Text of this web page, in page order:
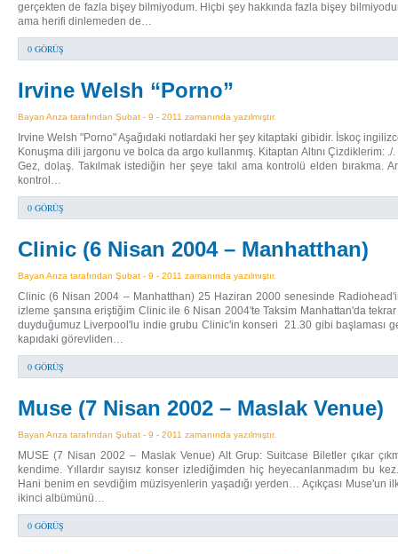
gerçekten de fazla bişey bilmiyodum. Hiçbi şey hakkında fazla bişey
ama herifi dinlemeden de…
0 GÖRÜŞ
Irvine Welsh “Porno”
Bayan Arıza tarafından Şubat - 9 - 2011 zamanında yazılmıştır.
Irvine Welsh "Porno" Aşağıdaki notlardaki her şey kitaptaki gibidir. İskoç
Konuşma dili jargonu ve bolca da argo kullanmış. Kitaptan Altını Çizdiklerim: ./.
Gez, dolaş. Takılmak istediğin her şeye takıl ama kontrolü elden bırakma.
kontrol…
0 GÖRÜŞ
Clinic (6 Nisan 2004 – Manhatthan)
Bayan Arıza tarafından Şubat - 9 - 2011 zamanında yazılmıştır.
Clinic (6 Nisan 2004 – Manhatthan) 25 Haziran 2000 senesinde
izleme şansına eriştiğim Clinic ile 6 Nisan 2004'te Taksim Manhattan'da
duyduğumuz Liverpool'lu indie grubu Clinic'in konseri 21.30 gibi başlaması
kapıdaki görevliden…
0 GÖRÜŞ
Muse (7 Nisan 2002 – Maslak Venue)
Bayan Arıza tarafından Şubat - 9 - 2011 zamanında yazılmıştır.
MUSE (7 Nisan 2002 – Maslak Venue) Alt Grup: Suitcase Biletler çıkar
kendime. Yıllardır sayısız konser izlediğimden hiç heyecanlanmadım bu
Hani benim en sevdiğim müzisyenlerin yaşadığı yerden… Açıkçası Muse'un
ikinci albümünü…
0 GÖRÜŞ